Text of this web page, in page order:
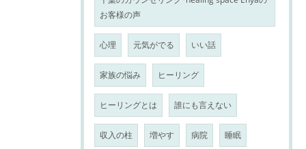
お客様の声
心理 元気がでる いい話
家族の悩み ヒーリング
ヒーリングとは 誰にも言えない
収入の柱 増やす 病院 睡眠